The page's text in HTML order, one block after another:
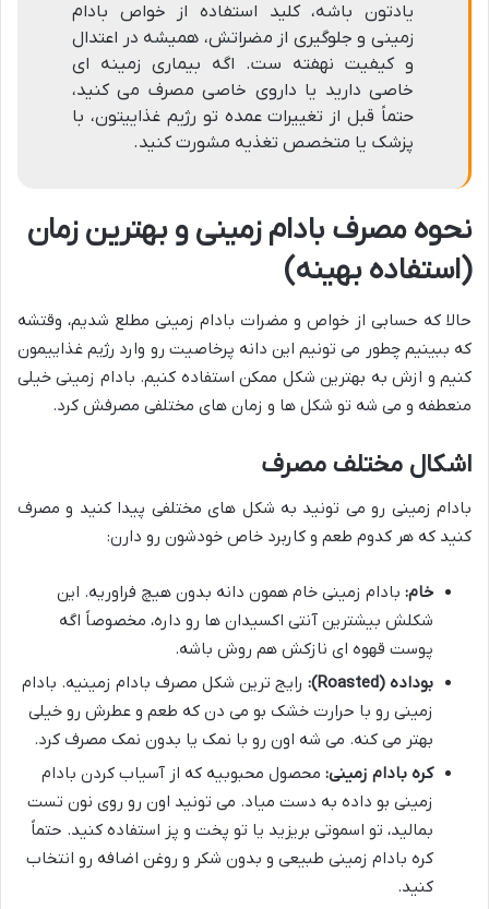
یادتون باشه، کلید استفاده از خواص بادام
زمینی و جلوگیری از مضراتش، همیشه در اعتدال
و کیفیت نهفته ست. اگه بیماری زمینه ای
خاصی دارید یا داروی خاصی مصرف می کنید،
حتماً قبل از تغییرات عمده تو رژیم غذاییتون، با
پزشک یا متخصص تغذیه مشورت کنید.
نحوه مصرف بادام زمینی و بهترین زمان
(استفاده بهینه)
حالا که حسابی از خواص و مضرات بادام زمینی مطلع شدیم، وقتشه
که ببینیم چطور می تونیم این دانه پرخاصیت رو وارد رژیم غذاییمون
کنیم و ازش به بهترین شکل ممکن استفاده کنیم. بادام زمینی خیلی
منعطفه و می شه تو شکل ها و زمان های مختلفی مصرفش کرد.
اشکال مختلف مصرف
بادام زمینی رو می تونید به شکل های مختلفی پیدا کنید و مصرف
کنید که هر کدوم طعم و کاربرد خاص خودشون رو دارن:
خام: بادام زمینی خام همون دانه بدون هیچ فراوریه. این
شکلش بیشترین آنتی اکسیدان ها رو داره، مخصوصاً اگه
پوست قهوه ای نازکش هم روش باشه.
بوداده (Roasted):
رایج ترین شکل مصرف بادام زمینیه. بادام
زمینی رو با حرارت خشک بو می دن که طعم و عطرش رو خیلی
بهتر می کنه. می شه اون رو با نمک یا بدون نمک مصرف کرد.
کره بادام زمینی: محصول محبوبیه که از آسیاب کردن بادام
زمینی بو داده به دست میاد. می تونید اون رو روی نون تست
بمالید، تو اسموتی بریزید یا تو پخت و پز استفاده کنید. حتماً
کره بادام زمینی طبیعی و بدون شکر و روغن اضافه رو انتخاب
کنید.